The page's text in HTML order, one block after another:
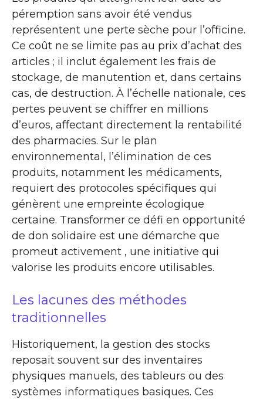
péremption sans avoir été vendus
représentent une perte sèche pour l’officine.
Ce coût ne se limite pas au prix d’achat des
articles ; il inclut également les frais de
stockage, de manutention et, dans certains
cas, de destruction. À l’échelle nationale, ces
pertes peuvent se chiffrer en millions
d’euros, affectant directement la rentabilité
des pharmacies. Sur le plan
environnemental, l’élimination de ces
produits, notamment les médicaments,
requiert des protocoles spécifiques qui
génèrent une empreinte écologique
certaine. Transformer ce défi en opportunité
de don solidaire est une démarche que
promeut activement , une initiative qui
valorise les produits encore utilisables.
Les lacunes des méthodes
traditionnelles
Historiquement, la gestion des stocks
reposait souvent sur des inventaires
physiques manuels, des tableurs ou des
systèmes informatiques basiques. Ces